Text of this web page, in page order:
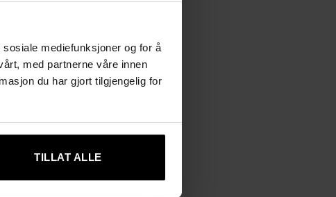
mediefunksjoner og for å
med partnerne våre innen
du har gjort tilgjengelig for
TILLAT ALLE